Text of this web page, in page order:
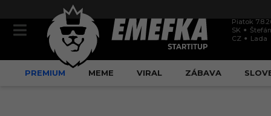
Piatok
SK
CZ
Lada
PREMIUM MEME VIRAL ZÁBAVA